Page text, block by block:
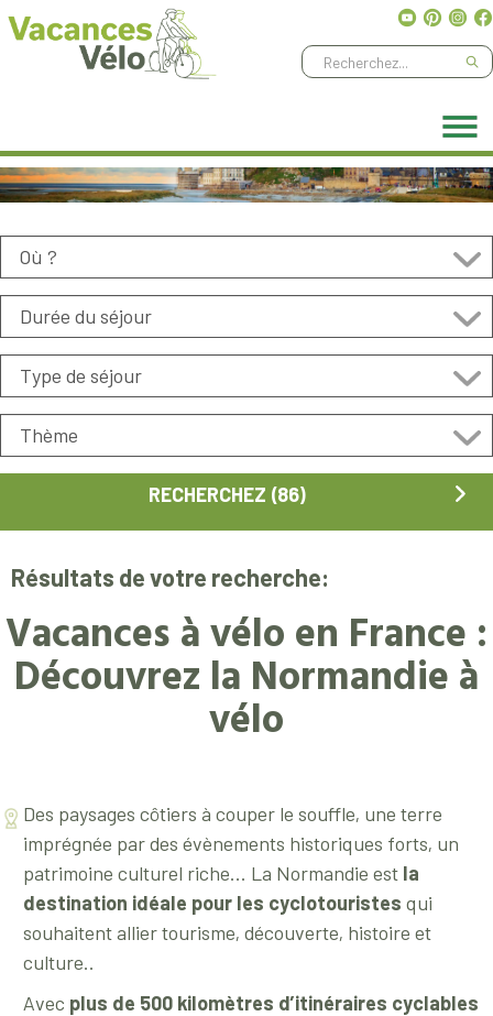
Ne manquez aucune aventure, abonnez-vous à notre newsletter !
Résultats de votre recherche:
Vacances à vélo en France :
Découvrez la Normandie à
vélo
Des paysages côtiers à couper le souffle, une terre
imprégnée par des évènements historiques forts, un
patrimoine culturel riche... La Normandie est la
destination idéale pour les cyclotouristes qui
souhaitent allier tourisme, découverte, histoire et
culture..
Avec plus de 500 kilomètres d’itinéraires cyclables